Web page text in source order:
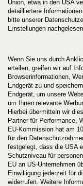
Zu Risiken und
Packungsbeilage
©BETAISODONA
eingetragenes
iNova
Zulassungsinhaber: